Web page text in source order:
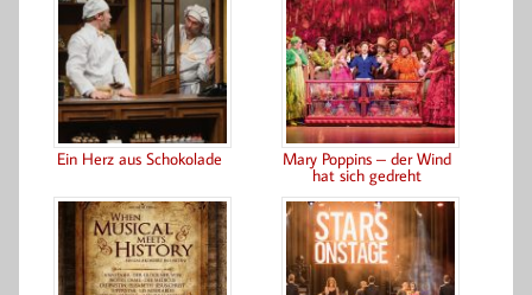
Ein Herz aus Schokolade Mary Poppins – der Wind
hat sich gedreht